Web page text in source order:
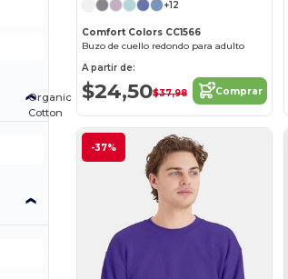
+12
Comfort Colors CC1566
Buzo de cuello redondo para adulto
A partir de:
$24,50$37,98 Comprar
-37%
Organic
Cotton